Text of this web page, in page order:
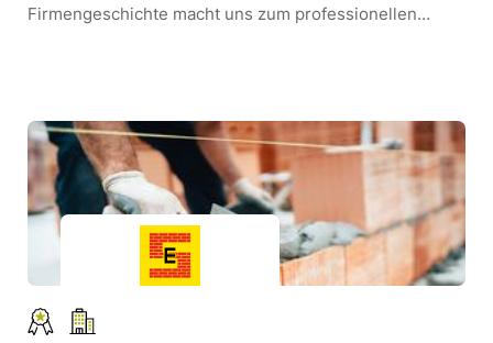
Firmengeschichte macht uns zum professionellen
CARLIS uns um unseren Nachwuchs. Wir gewinnen und
betreuen unsere Azubis und fördern so das eigene
Potenzial in jedem unserer schlauen Füchse.